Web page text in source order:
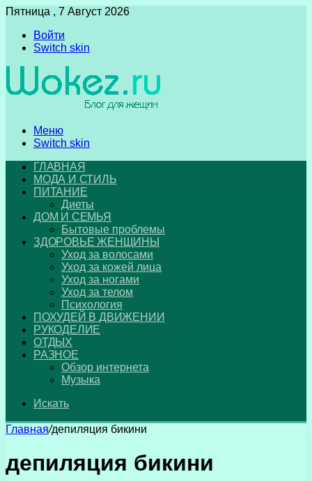
Пятница , 7 Август 2026
Войти
Switch skin
Меню
Switch skin
ГЛАВНАЯ
МОДА И СТИЛЬ
ПИТАНИЕ
Диеты
ДОМ И СЕМЬЯ
Бытовые проблемы
ЗДОРОВЬЕ ЖЕНЩИНЫ
Уход за волосами
Уход за кожей лица
Уход за ногами
Уход за телом
Психология
ПОХУДЕЙ В ДВИЖЕНИИ
РУКОДЕЛИЕ
ОТДЫХ
РАЗНОЕ
Обзор интернета
Музыка
Искать
Главная/депиляция бикини
депиляция бикини